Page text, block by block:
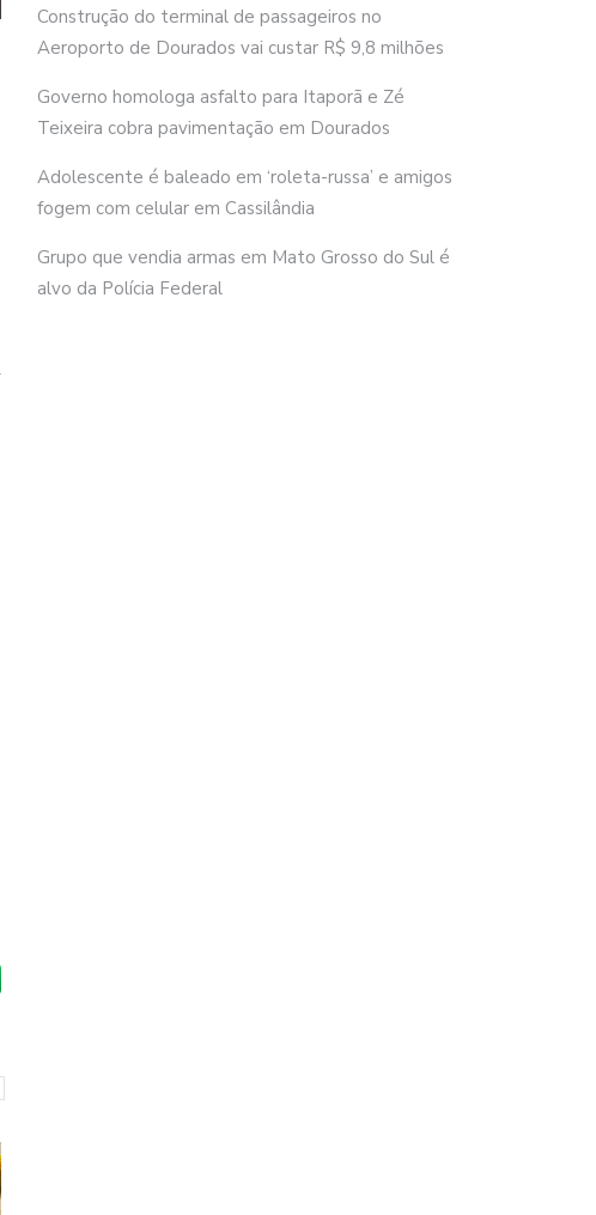
Construção do terminal de passageiros no
Aeroporto de Dourados vai custar R$ 9,8 milhões
Governo homologa asfalto para Itaporã e Zé
Teixeira cobra pavimentação em Dourados
Adolescente é baleado em ‘roleta-russa’ e amigos
fogem com celular em Cassilândia
Grupo que vendia armas em Mato Grosso do Sul é
alvo da Polícia Federal